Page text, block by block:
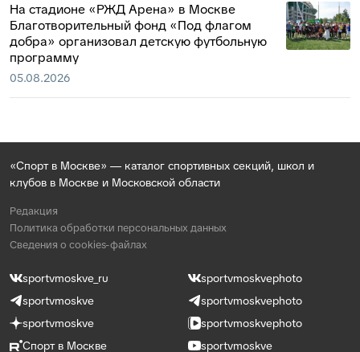
На стадионе «РЖД Арена» в Москве
Благотворительный фонд «Под флагом
добра» организовал детскую футбольную
программу
05.08.2026
«Спорт в Москве» — каталог спортивных секций, школ и
клубов в Москве и Московской области
Редакция
Политика обработки персональных данных
Сведения о cookies-файлах
sportvmoskve_ru
sportvmoskvephoto
sportvmoskve
sportvmoskvephoto
sportvmoskve
sportvmoskvephoto
Спорт в Москве
sportvmoskve